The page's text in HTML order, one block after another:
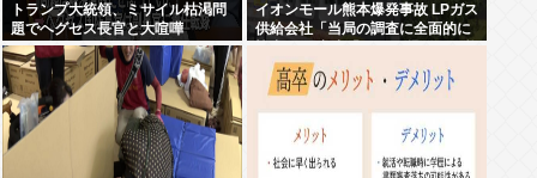
トランプ大統領、ミサイル枯渇問
題でヘグセス長官と大喧嘩
イオンモール熊本爆発事故 LPガス
供給会社「当局の調査に全面的に
協力」 経産省「LPガス爆発の可能
性が高いとする見解で一致」と発
表